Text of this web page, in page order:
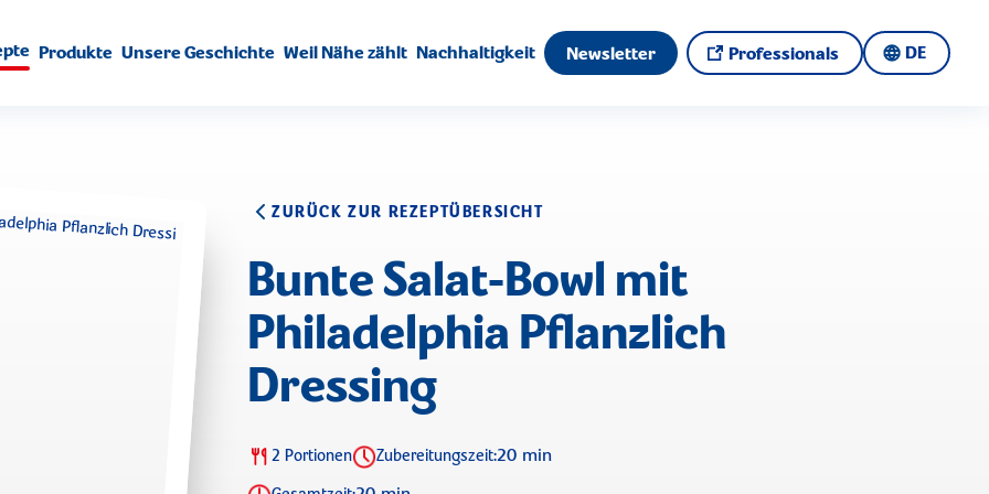
Produkte Unsere Geschichte Weil Nähe zählt Nachhaltigkeit Newsletter Professionals DE
ZURÜCK ZUR REZEPTÜBERSICHT
Bunte Salat-Bowl mit
Philadelphia Pflanzlich
Dressing
2 Portionen Zubereitungszeit:20 min